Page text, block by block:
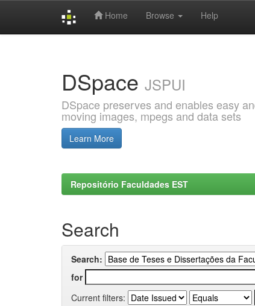
Home Browse Help
DSpace JSPUI
DSpace preserves and enables easy
moving images, mpegs and data sets
Learn More
Repositório Faculdades EST
Search
Search:
for
Current filters: